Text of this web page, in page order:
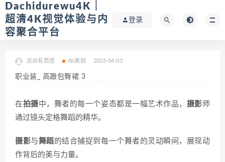
Dachidurewu4K｜
超清4K视觉体验与内
容聚合平台
登录
这丝有质感 4K美拍 2023-04-03
职业装_ 高跟包臀裙 3
在拍摄中，舞者的每一个姿态都是一幅艺术作品， 摄影师
通过镜头定格舞蹈的精华。
摄影与舞蹈 的结合捕捉到每一个舞者的灵动瞬间，展现动
作背后的美与力量。